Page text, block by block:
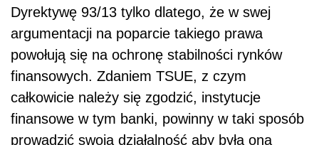
Dyrektywę 93/13 tylko dlatego, że w swej
argumentacji na poparcie takiego prawa
powołują się na ochronę stabilności rynków
finansowych. Zdaniem TSUE, z czym
całkowicie należy się zgodzić, instytucje
finansowe w tym banki, powinny w taki sposób
prowadzić swoją działalność aby była ona